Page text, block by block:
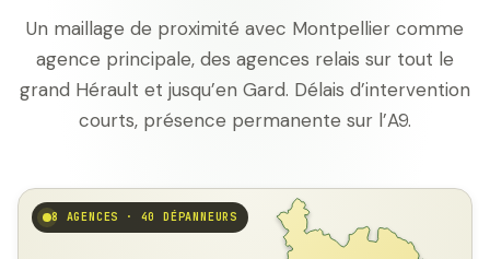
Un maillage de proximité avec Montpellier comme
agence principale, des agences relais sur tout le
grand Hérault et jusqu’en Gard. Délais d’intervention
courts, présence permanente sur l’A9.
8 AGENCES · 40 DÉPANNEURS